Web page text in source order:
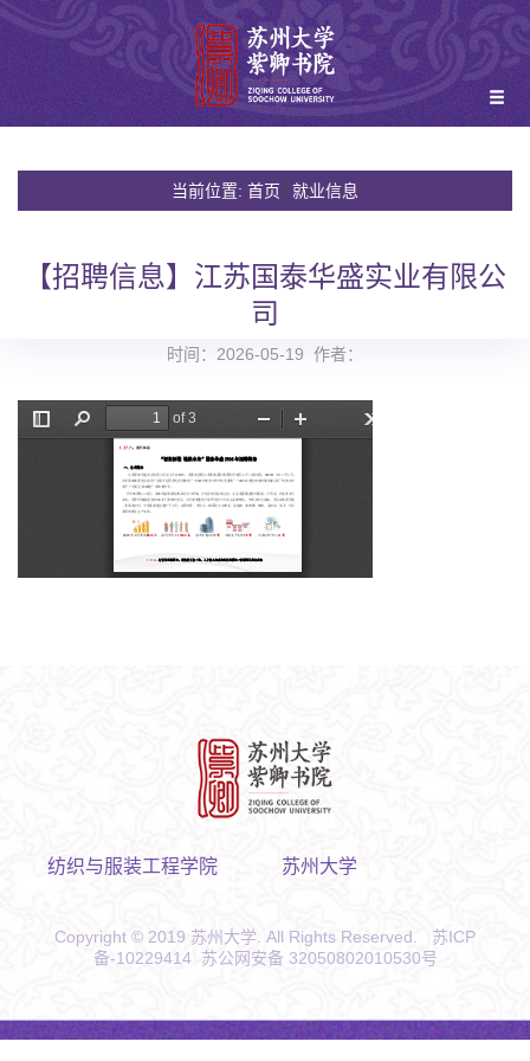
当前位置: 首页 就业信息
【招聘信息】江苏国泰华盛实业有限公
司
时间：2026-05-19 作者：
纺织与服装工程学院 苏州大学
Copyright © 2019 苏州大学. All Rights Reserved. 苏ICP
备-10229414 苏公网安备 32050802010530号